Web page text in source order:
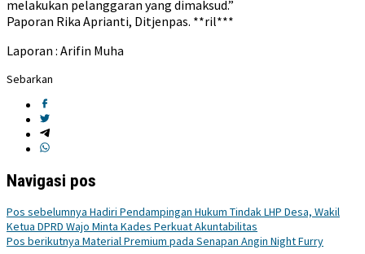
melakukan pelanggaran yang dimaksud.”
Paporan Rika Aprianti, Ditjenpas. **ril***
Laporan : Arifin Muha
Sebarkan
Navigasi pos
Pos sebelumnya Hadiri Pendampingan Hukum Tindak LHP Desa, Wakil
Ketua DPRD Wajo Minta Kades Perkuat Akuntabilitas
Pos berikutnya Material Premium pada Senapan Angin Night Furry